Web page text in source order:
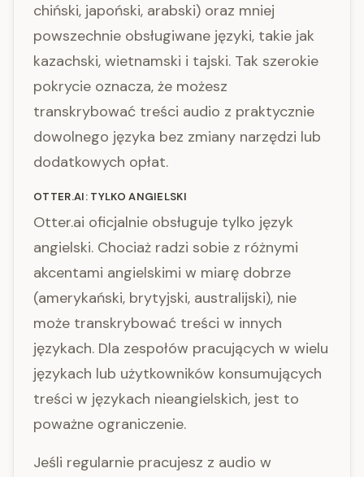
chiński, japoński, arabski) oraz mniej
powszechnie obsługiwane języki, takie jak
kazachski, wietnamski i tajski. Tak szerokie
pokrycie oznacza, że możesz
transkrybować treści audio z praktycznie
dowolnego języka bez zmiany narzędzi lub
dodatkowych opłat.
OTTER.AI: TYLKO ANGIELSKI
Otter.ai oficjalnie obsługuje tylko język
angielski. Chociaż radzi sobie z różnymi
akcentami angielskimi w miarę dobrze
(amerykański, brytyjski, australijski), nie
może transkrybować treści w innych
językach. Dla zespołów pracujących w wielu
językach lub użytkowników konsumujących
treści w językach nieangielskich, jest to
poważne ograniczenie.
Jeśli regularnie pracujesz z audio w